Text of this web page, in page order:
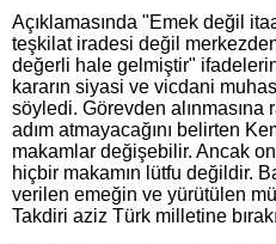
Açıklamasında "Emek değil
teşkilat iradesi değil
değerli hale gelmiştir"
kararın siyasi ve vicdani
söyledi. Görevden
adım atmayacağını belirten
makamlar değişebilir. Ancak
hiçbir makamın lütfu değildir.
verilen emeğin ve yürütülen
Takdiri aziz Türk milletine